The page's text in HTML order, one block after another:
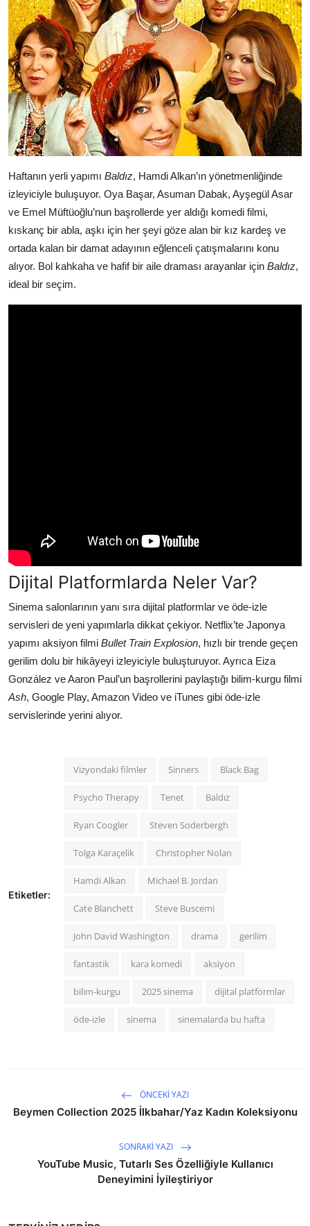
Haftanın yerli yapımı Baldız, Hamdi Alkan’ın yönetmenliğinde
izleyiciyle buluşuyor. Oya Başar, Asuman Dabak, Ayşegül Asar
ve Emel Müftüoğlu’nun başrollerde yer aldığı komedi filmi,
kıskanç bir abla, aşkı için her şeyi göze alan bir kız kardeş ve
ortada kalan bir damat adayının eğlenceli çatışmalarını konu
alıyor. Bol kahkaha ve hafif bir aile draması arayanlar için Baldız,
ideal bir seçim.
Dijital Platformlarda Neler Var?
Sinema salonlarının yanı sıra dijital platformlar ve öde-izle
servisleri de yeni yapımlarla dikkat çekiyor. Netflix’te Japonya
yapımı aksiyon filmi Bullet Train Explosion, hızlı bir trende geçen
gerilim dolu bir hikâyeyi izleyiciyle buluşturuyor. Ayrıca Eiza
González ve Aaron Paul’un başrollerini paylaştığı bilim-kurgu filmi
Ash, Google Play, Amazon Video ve iTunes gibi öde-izle
servislerinde yerini alıyor.
Etiketler:
Vizyondaki filmler Sinners Black Bag
Psycho Therapy Tenet Baldız
Ryan Coogler Steven Soderbergh
Tolga Karaçelik Christopher Nolan
Hamdi Alkan Michael B. Jordan
Cate Blanchett Steve Buscemi
John David Washington drama gerilim
fantastik kara komedi aksiyon
bilim-kurgu 2025 sinema dijital platformlar
öde-izle sinema sinemalarda bu hafta
ÖNCEKI YAZI
Beymen Collection 2025 İlkbahar/Yaz Kadın Koleksiyonu
SONRAKI YAZI
YouTube Music, Tutarlı Ses Özelliğiyle Kullanıcı
Deneyimini İyileştiriyor